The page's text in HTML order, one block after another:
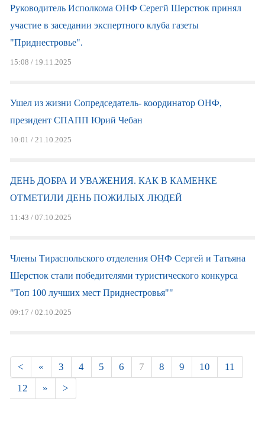
Руководитель Исполкома ОНФ Серегй Шерстюк принял
участие в заседании экспертного клуба газеты
"Приднестровье".
15:08 / 19.11.2025
Ушел из жизни Сопредседатель- координатор ОНФ,
президент СПАПП Юрий Чебан
10:01 / 21.10.2025
ДЕНЬ ДОБРА И УВАЖЕНИЯ. КАК В КАМЕНКЕ
ОТМЕТИЛИ ДЕНЬ ПОЖИЛЫХ ЛЮДЕЙ
11:43 / 07.10.2025
Члены Тираспольского отделения ОНФ Сергей и Татьяна
Шерстюк стали победителями туристического конкурса
"Топ 100 лучших мест Приднестровья""
09:17 / 02.10.2025
< « 3 4 5 6 7 8 9 10
11
12
» >